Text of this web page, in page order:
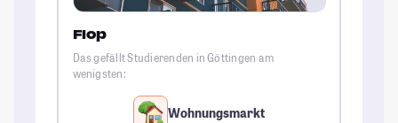
Flop
Das gefällt Studierenden in Göttingen am
wenigsten:
Wohnungsmarkt